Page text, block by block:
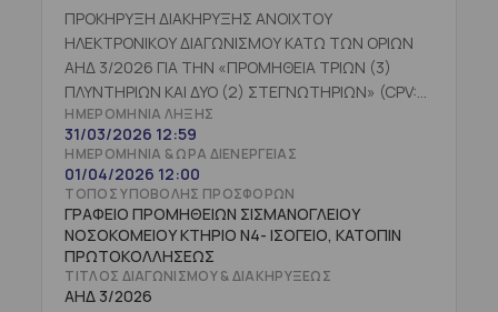
ΠΡΟΚΗΡΥΞΗ ΔΙΑΚΗΡΥΞΗΣ ΑΝΟΙΧΤΟΥ
ΗΛΕΚΤΡΟΝΙΚΟΥ ΔΙΑΓΩΝΙΣΜΟΥ ΚΑΤΩ ΤΩΝ ΟΡΙΩΝ
ΑΗΔ 3/2026 ΓΙΑ ΤΗΝ «ΠΡΟΜΗΘΕΙΑ ΤΡΙΩΝ (3)
ΠΛΥΝΤΗΡΙΩΝ ΚΑΙ ΔΥΟ (2) ΣΤΕΓΝΩΤΗΡΙΩΝ» (CPV:
39713200-5) ΓΙΑ ΤΟ ΓΝΑ ΣΙΣΜΑΝΟΓΛΕΙΟ,
ΠΡΟΥΠΟΛΟΓΙΣΘΕΙΣΑΣ ΔΑΠΑΝΗΣ 188.709,68 €
ΠΛΕΟΝ ΦΠΑ (ήτοι: 234.000,00 €
ΣΥΜΠΕΡΙΛΑΜΒΑΝΟΜΕΝΟΥ ΦΠΑ) ΜΕ ΕΠΙΧΟΡΗΓΗΣΗ
ΤΗΣ 1ης ΥΠΕ, ΜΕ ΚΡΙΤΗΡΙΟ ΚΑΤΑΚΥΡΩΣΗΣ ΤΗΝ
ΠΛΕΟΝ ΣΥΜΦΕΡΟΥΣΑ ΑΠΟ ΑΠΟΨΗ ΒΑΣΕΙ ΤΙΜΗΣ
ΠΡΟΣΦΟΡΑ.
ΗΜΕΡΟΜΗΝΊΑ ΛΉΞΗΣ
31/03/2026 12:59
ΗΜΕΡΟΜΗΝΊΑ & ΏΡΑ ΔΙΕΝΈΡΓΕΙΑΣ
01/04/2026 12:00
ΤΌΠΟΣ ΥΠΟΒΟΛΉΣ ΠΡΟΣΦΟΡΏΝ
ΓΡΑΦΕΙΟ ΠΡΟΜΗΘΕΙΩΝ ΣΙΣΜΑΝΟΓΛΕΙΟΥ
ΝΟΣΟΚΟΜΕΙΟΥ ΚΤΗΡΙΟ Ν4- ΙΣΟΓΕΙΟ, ΚΑΤΟΠΙΝ
ΠΡΩΤΟΚΟΛΛΗΣΕΩΣ
ΤΊΤΛΟΣ ΔΙΑΓΩΝΙΣΜΟΎ & ΔΙΑΚΗΡΎΞΕΩΣ
ΑΗΔ 3/2026